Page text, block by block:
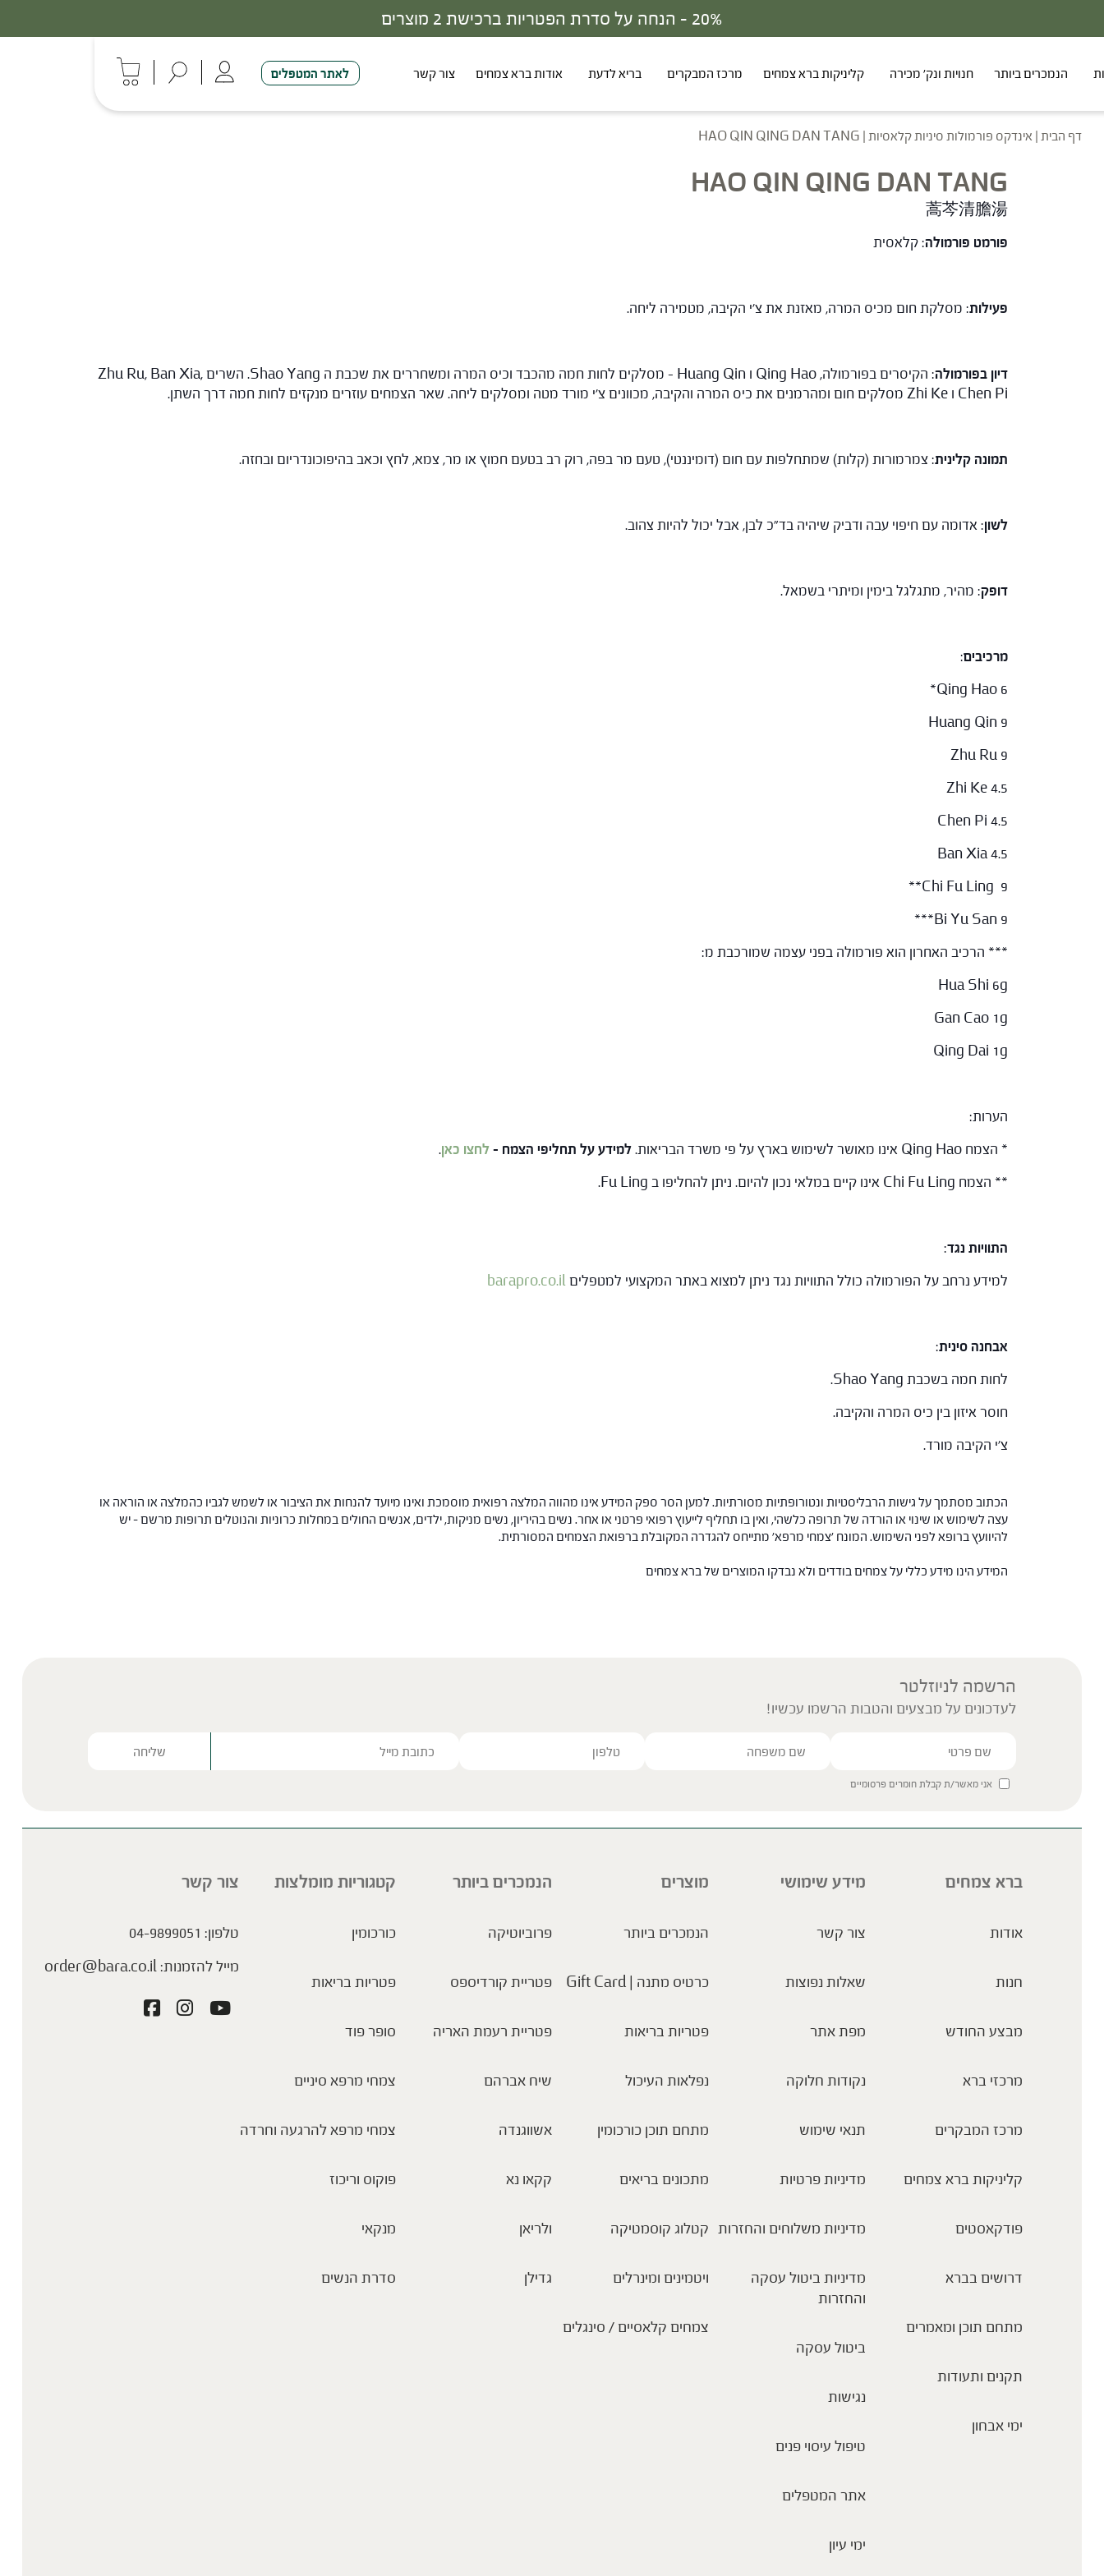
30% - הנחה על סדרת הפטריות ברכישת 3 מוצרים
הנמכרים ביותר חנויות ונק' מכירה קליניקות ברא צמחים מרכז המבקרים בריא לדעת אודות ברא צמחים צור קשר לאתר המטפלים
דף הבית | אינדקס פורמולות סיניות קלאסיות |
HAO QIN QING DAN TANG
HAO QIN QING DAN TANG
蒿芩清膽湯
פורמט פורמולה: קלאסית
פעילות: מסלקת חום מכיס המרה, מאזנת את צ'י הקיבה, מטמירה ליחה.
דיון בפורמולה
: הקיסרים בפורמולה, Qing Hao ו Huang Qin – מסלקים לחות חמה מהכבד וכיס המרה ומשחררים את שכבת ה Shao Yang. השרים Zhu Ru, Ban Xia,
Chen Pi ו Zhi Ke מסלקים חום ומהרמנים את כיס המרה והקיבה, מכוונים צ'י מורד מטה ומסלקים ליחה. שאר הצמחים עוזרים מנקזים לחות חמה דרך השתן.
תמונה קלינית: צמרמורות (קלות) שמתחלפות עם חום (דומיננטי), טעם מר בפה, רוק רב בטעם חמוץ או מר, צמא, לחץ וכאב בהיפוכונדריום ובחזה.
לשון: אדומה עם חיפוי עבה ודביק שיהיה בד"כ לבן, אבל יכול להיות צהוב.
דופק: מהיר, מתגלגל בימין ומיתרי בשמאל.
מרכיבים:
Qing Hao 6*
Huang Qin 9
Zhu Ru 9
Zhi Ke 4.5
Chen Pi 4.5
Ban Xia 4.5
Chi Fu Ling 9**
Bi Yu San 9***
*** הרכיב האחרון הוא פורמולה בפני עצמה שמורכבת מ:
Hua Shi 6g
Gan Cao 1g
Qing Dai 1g
הערות:
* הצמח Qing Hao אינו מאושר לשימוש בארץ על פי משרד הבריאות.
למידע על תחליפי הצמח –לחצו כאן.
** הצמח Chi Fu Ling אינו קיים במלאי נכון להיום. ניתן להחליפו ב Fu Ling.
התוויות נגד:
למידע נרחב על הפורמולה כולל התוויות נגד ניתן למצוא באתר המקצועי למטפליםbarapro.co.il
אבחנה סינית:
לחות חמה בשכבת Shao Yang.
חוסר איזון בין כיס המרה והקיבה.
צ'י הקיבה מורד.
הכתוב מסתמך על גישות הרבליסטיות ונטורופתיות מסורתיות. למען הסר ספק המידע אינו מהווה המלצה רפואית מוסמכת ואינו מיועד להנחות את הציבור או לשמש לגביו כהמלצה או הוראה או
עצה לשימוש או שינוי או הורדה של תרופה כלשהי, ואין בו תחליף לייעוץ רפואי פרטני או אחר. נשים בהיריון, נשים מניקות, ילדים, אנשים החולים במחלות כרוניות והנוטלים תרופות מרשם – יש
להיוועץ ברופא לפני השימוש. המונח 'צמחי מרפא' מתייחס להגדרה המקובלת ברפואת הצמחים המסורתית.
המידע הינו מידע כללי על צמחים בודדים ולא נבדקו המוצרים של ברא צמחים
הרשמה לניוזלטר
לעדכונים על מבצעים והטבות הרשמו עכשיו!
אני מאשר/ת קבלת חומרים פרסומיים
ברא צמחים
אודות
חנות
מבצע החודש
מרכזי ברא
מרכז המבקרים
קליניקות ברא צמחים
פודקאסטים
דרושים בברא
מתחם תוכן ומאמרים
תקנים ותעודות
ימי אבחון
מידע שימושי
צור קשר
שאלות נפוצות
מפת אתר
נקודות חלוקה
תנאי שימוש
מדיניות פרטיות
מדיניות משלוחים והחזרות
מדיניות ביטול עסקה
והחזרות
ביטול עסקה
נגישות
טיפול עיסוי פנים
אתר המטפלים
ימי עיון
מוצרים
הנמכרים ביותר
כרטיס מתנה | Gift Card
פטריות בריאות
נפלאות העיכול
מתחם תוכן כורכומין
מתכונים בריאים
קטלוג קוסמטיקה
ויטמינים ומינרלים
צמחים קלאסיים / סינגלים
הנמכרים ביותר
פרוביוטיקה
פטריית קורדיספס
פטריית רעמת האריה
שיח אברהם
אשווגנדה
קקאו נא
ולריאן
גדילן
קטגוריות מומלצות
כורכומין
פטריות בריאות
סופר פוד
צמחי מרפא סיניים
צמחי מרפא להרגעה וחרדה
פוקוס וריכוז
מנקאי
סדרת הנשים
צור קשר
טלפון: 04-9899051
מייל להזמנות:order@bara.co.il